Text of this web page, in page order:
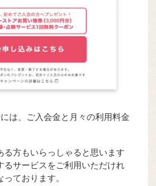
は、ご入会金と月々の利用料金
る方もいらっしゃると思います
るサービスをご利用いただけれ
ております。